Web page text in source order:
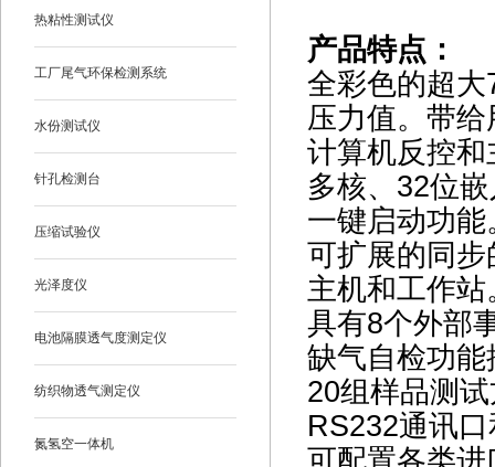
热粘性测试仪
工厂尾气环保检测系统
水份测试仪
针孔检测台
压缩试验仪
光泽度仪
电池隔膜透气度测定仪
纺织物透气测定仪
氮氢空一体机
产品特点：
全彩色的超
压力值。带
计算机反控
多核、32位
一键启动功能
可扩展的同
主机和工作站
具有8个外部
缺气自检功
20组样品测
RS232通讯
可配置各类